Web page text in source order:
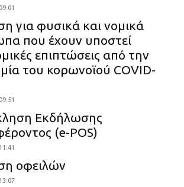
για φυσικά και νομικά
που έχουν υποστεί
επιπτώσεις από την
του κορωνοϊού COVID-
Εκδήλωσης
(e-POS)
οφειλών